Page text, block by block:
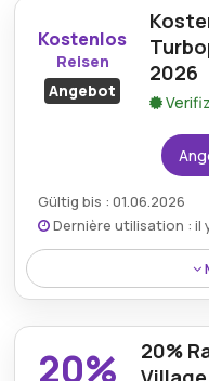
Attraktionen und
Kostenlos
Reisen
Angebot
2026
Gültig bis : 01.06.2026
Dernière utilisation : il
Kostenloser
Angebote gewährt,
Turbopass-Rabatts
20%
20%